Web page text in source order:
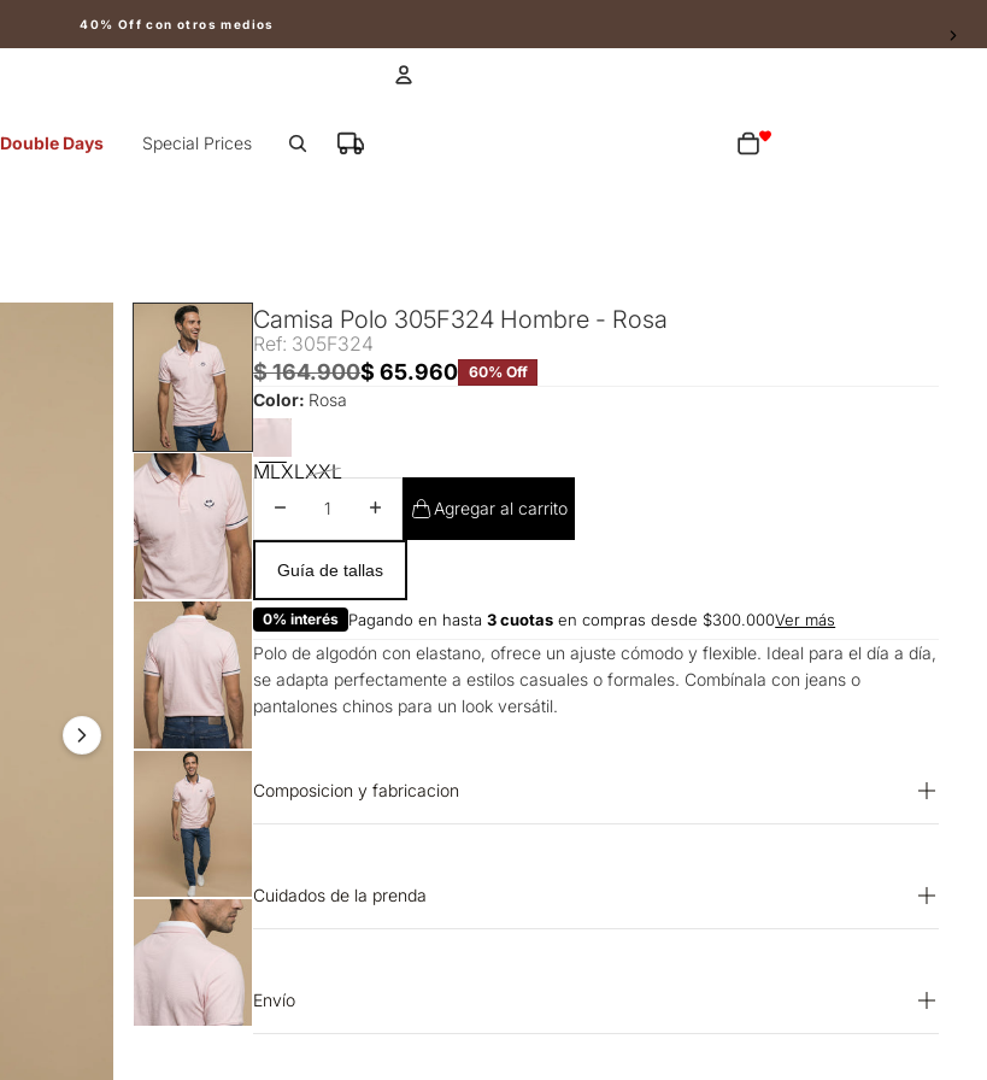
40% Off con otros medios
Double Days Special Prices
Total de artículos en el carrito: 0
Camisa Polo 305F324 Hombre - Rosa
Ref: 305F324
$ 164.900$ 65.960 60% Off
Color: Rosa
MLXLXXL
Disminuir cantidadAumentar cantidad
Agregar al carrito
Guía de tallas
0% interés Pagando en hasta3 cuotas en compras desde $300.000Ver más
Polo de algodón con elastano, ofrece un ajuste cómodo y flexible. Ideal para el día a día,
se adapta perfectamente a estilos casuales o formales. Combínala con jeans o
pantalones chinos para un look versátil.
Composicion y fabricacion
Cuidados de la prenda
Planchar solo por el revés. OTROS: No retorcer ni exprimir. OTROS: Lavar por el revés.
Envío